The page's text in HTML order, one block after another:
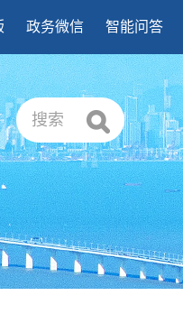
政务微信 智能问答
搜索